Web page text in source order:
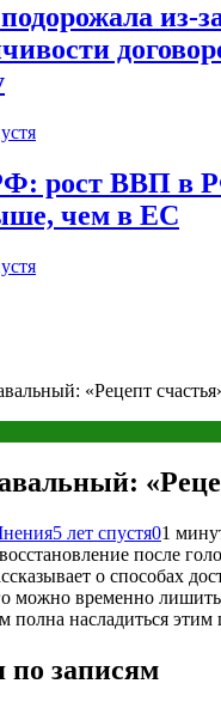
из-
рост ВВП в
чем в ЕС
«Рецепт
5 лет спустя01
после
о способах
можно временно лишить
полна насладиться этим
по записям